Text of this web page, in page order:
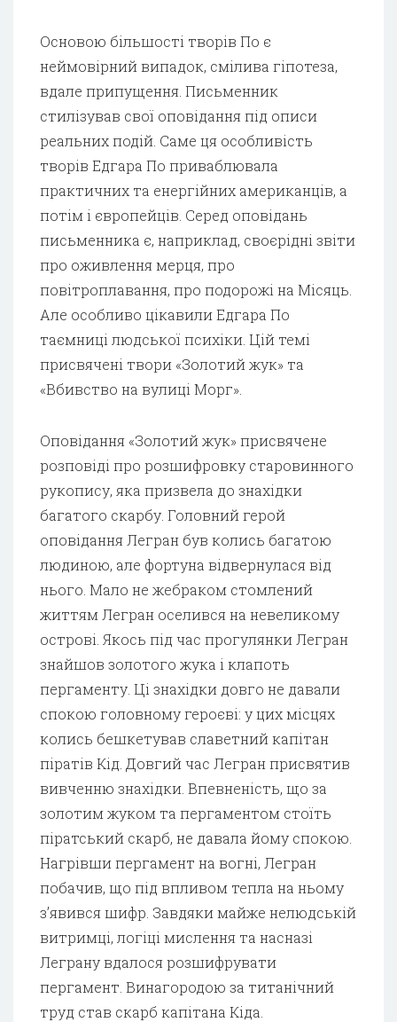
Основою більшості творів По є
неймовірний випадок, смілива гіпотеза,
вдале припущення. Письменник
стилізував свої оповідання під описи
реальних подій. Саме ця особливість
творів Едгара По приваблювала
практичних та енергійних американців, а
потім і європейців. Серед оповідань
письменника є, наприклад, своєрідні звіти
про оживлення мерця, про
повітроплавання, про подорожі на Місяць.
Але особливо цікавили Едгара По
таємниці людської психіки. Цій темі
присвячені твори «Золотий жук» та
«Вбивство на вулиці Морг».
Оповідання «Золотий жук» присвячене
розповіді про розшифровку старовинного
рукопису, яка призвела до знахідки
багатого скарбу. Головний герой
оповідання Легран був колись багатою
людиною, але фортуна відвернулася від
нього. Мало не жебраком стомлений
життям Легран оселився на невеликому
острові. Якось під час прогулянки Легран
знайшов золотого жука і клапоть
пергаменту. Ці знахідки довго не давали
спокою головному героєві: у цих місцях
колись бешкетував славетний капітан
піратів Кід. Довгий час Легран присвятив
вивченню знахідки. Впевненість, що за
золотим жуком та пергаментом стоїть
піратський скарб, не давала йому спокою.
Нагрівши пергамент на вогні, Легран
побачив, що під впливом тепла на ньому
з’явився шифр. Завдяки майже нелюдській
витримці, логіці мислення та насназі
Леграну вдалося розшифрувати
пергамент. Винагородою за титанічний
труд став скарб капітана Кіда.